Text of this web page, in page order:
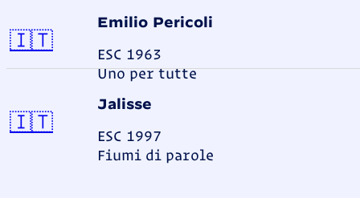
Emilio Pericoli
ESC 1963
Uno per tutte
🇮🇹Italien
Jalisse
ESC 1997
Fiumi di parole
🇮🇹Italien